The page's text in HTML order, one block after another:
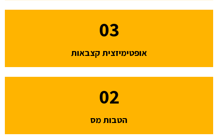
02
הטבות מס
03
אופטימיזצית קצבאות